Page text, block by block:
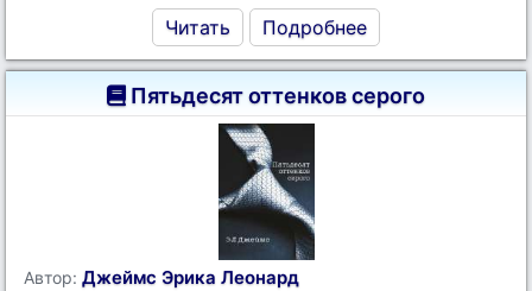
Читать Подробнее
Пятьдесят оттенков серого
Автор: Джеймс Эрика Леонард